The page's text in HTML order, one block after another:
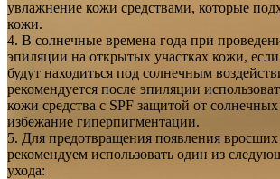
увлажнение кожи средствами, которые
кожи.
4. В солнечные времена года при
эпиляции на открытых участках кожи,
будут находиться под солнечным
рекомендуется после эпиляции
кожи средства с SPF защитой от
избежание гиперпигментации.
5. Для предотвращения появления
рекомендуем использовать один из
ухода: